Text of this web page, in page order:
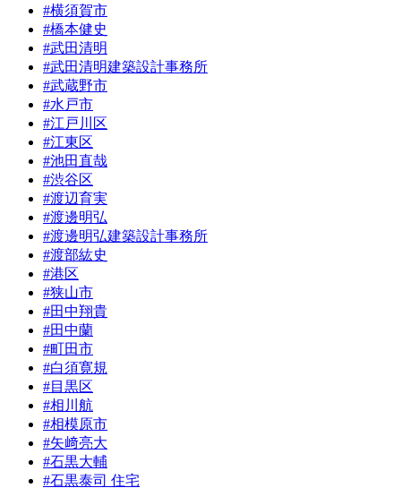
#横須賀市
#橋本健史
#武田清明
#武田清明建築設計事務所
#武蔵野市
#水戸市
#江戸川区
#江東区
#池田直哉
#渋谷区
#渡辺育実
#渡邊明弘
#渡邊明弘建築設計事務所
#渡部紘史
#港区
#狭山市
#田中翔貴
#田中蘭
#町田市
#白須寛規
#目黒区
#相川航
#相模原市
#矢﨑亮大
#石黒大輔
#石黒泰司 住宅